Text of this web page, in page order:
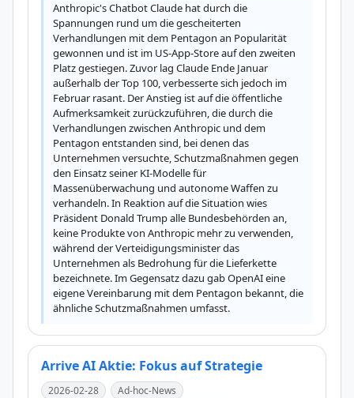
Anthropic's Chatbot Claude hat durch die
Spannungen rund um die gescheiterten
Verhandlungen mit dem Pentagon an Popularität
gewonnen und ist im US-App-Store auf den zweiten
Platz gestiegen. Zuvor lag Claude Ende Januar
außerhalb der Top 100, verbesserte sich jedoch im
Februar rasant. Der Anstieg ist auf die öffentliche
Aufmerksamkeit zurückzuführen, die durch die
Verhandlungen zwischen Anthropic und dem
Pentagon entstanden sind, bei denen das
Unternehmen versuchte, Schutzmaßnahmen gegen
den Einsatz seiner KI-Modelle für
Massenüberwachung und autonome Waffen zu
verhandeln. In Reaktion auf die Situation wies
Präsident Donald Trump alle Bundesbehörden an,
keine Produkte von Anthropic mehr zu verwenden,
während der Verteidigungsminister das
Unternehmen als Bedrohung für die Lieferkette
bezeichnete. Im Gegensatz dazu gab OpenAI eine
eigene Vereinbarung mit dem Pentagon bekannt, die
ähnliche Schutzmaßnahmen umfasst.
Arrive AI Aktie: Fokus auf Strategie
2026-02-28
Ad-hoc-News